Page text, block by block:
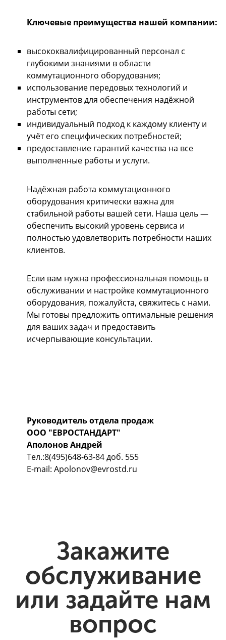
Ключевые преимущества нашей компании:
высококвалифицированный персонал с
глубокими знаниями в области
коммутационного оборудования;
использование передовых технологий и
инструментов для обеспечения надёжной
работы сети;
индивидуальный подход к каждому клиенту и
учёт его специфических потребностей;
предоставление гарантий качества на все
выполненные работы и услуги.
Надёжная работа коммутационного
оборудования критически важна для
стабильной работы вашей сети. Наша цель —
обеспечить высокий уровень сервиса и
полностью удовлетворить потребности наших
клиентов.
Если вам нужна профессиональная помощь в
обслуживании и настройке коммутационного
оборудования, пожалуйста, свяжитесь с нами.
Мы готовы предложить оптимальные решения
для ваших задач и предоставить
исчерпывающие консультации.
Руководитель отдела продаж
ООО "ЕВРОСТАНДАРТ"
Аполонов Андрей
Тел.:8(495)648-63-84 доб. 555
E-mail: Apolonov@evrostd.ru
Закажите
обслуживание
или задайте нам
вопрос